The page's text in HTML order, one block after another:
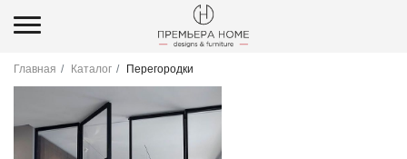
Главная Каталог Перегородки